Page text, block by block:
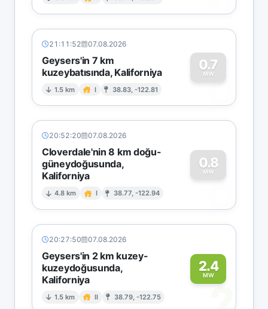
21:11:52 07.08.2026
Geysers'in 7 km
kuzeybatısında, Kaliforniya
1.5 km I 38.83, -122.81
0.7
MW
0
20:52:20 07.08.2026
Cloverdale'nin 8 km doğu-
güneydoğusunda,
Kaliforniya
4.8 km I 38.77, -122.94
0.8
MW
0
20:27:50 07.08.2026
Geysers'in 2 km kuzey-
kuzeydoğusunda,
Kaliforniya
1.5 km II 38.79, -122.75
2.4
MW